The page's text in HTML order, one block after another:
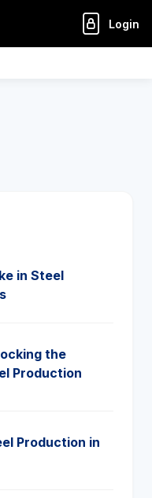
Login
in Steel
the
Production
Production in